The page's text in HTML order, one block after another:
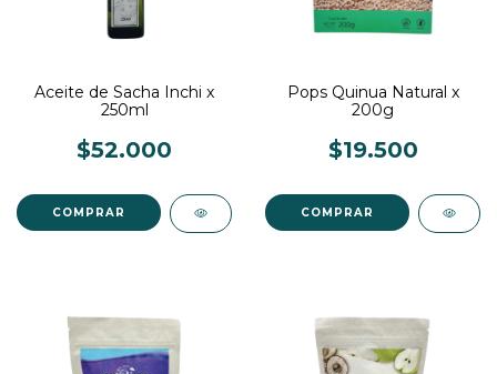
Aceite de Sacha Inchi x
250ml
$52.000
Pops Quinua Natural x
200g
$19.500